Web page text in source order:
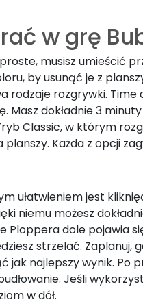
w grę
musisz umieścić
by usunąć je z
rodzaje rozgrywki.
Masz dokładnie 3
Classic, w którym
planszy. Każda z opcji
ułatwieniem jest
niemu możesz
Ploppera dole pojawia
strzelać. Zaplanuj,
jak najlepszy wynik. Po
Jeśli
w dół.